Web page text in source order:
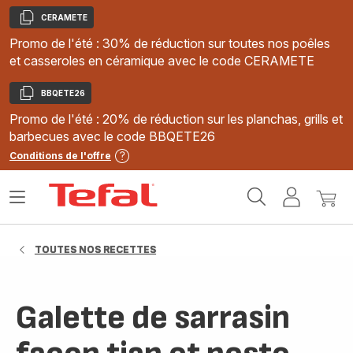
Copier
CERAMETE
Promo de l'été : 30% de réduction sur toutes nos poêles
et casseroles en céramique avec le code CERAMETE
Copier
BBQETE26
Promo de l'été : 20% de réduction sur les planchas, grills et
barbecues avec le code BBQETE26
Conditions de l'offre
MonMon
Ouvrir
TOUTES NOS RECETTES
Galette de sarrasin